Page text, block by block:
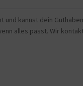
und kannst dein
alles passt. Wir